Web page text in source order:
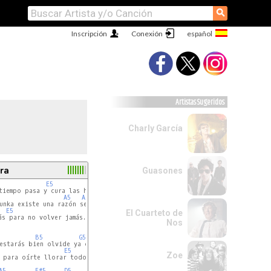
⚲
Conexión
Inscripción
E5 +
A5 A5
existe una razón se equivoca el corazón me estoy marchando junto
E5
para no volver jamás.
B5 G5
F#5
estarás bien olvide ya o fingiré no llames mas ya no contestare
E5
para oírte llorar todo salió tan mal
Artistas Sugeridos
Charly García
Guasones
El Cuarteto de
Nos
Zoe